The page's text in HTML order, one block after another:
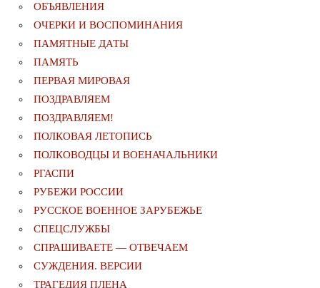
ОБЪЯВЛЕНИЯ
ОЧЕРКИ И ВОСПОМИНАНИЯ
ПАМЯТНЫЕ ДАТЫ
ПАМЯТЬ
ПЕРВАЯ МИРОВАЯ
ПОЗДРАВЛЯЕМ
ПОЗДРАВЛЯЕМ!
ПОЛКОВАЯ ЛЕТОПИСЬ
ПОЛКОВОДЦЫ И ВОЕНАЧАЛЬНИКИ
РГАСПИ
РУБЕЖИ РОССИИ
РУССКОЕ ВОЕННОЕ ЗАРУБЕЖЬЕ
СПЕЦСЛУЖБЫ
СПРАШИВАЕТЕ — ОТВЕЧАЕМ
СУЖДЕНИЯ. ВЕРСИИ
ТРАГЕДИЯ ПЛЕНА